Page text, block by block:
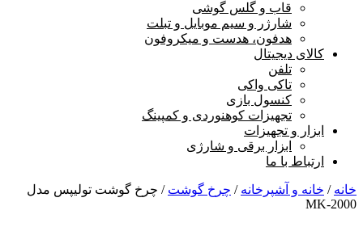
قاب و گلس گوشی
شارژر و سیم موبایل و تبلت
هدفون، هدست و میکروفون
کالای دیجیتال
تلفن
تاکی واکی
کنسول بازی
تجهیزات کوهنوردی و کمپینگ
ابزار و تجهیزات
ابزار برقی و شارژی
ارتباط با ما
خانه / خانه و آشپرخانه / چرخ گوشت / چرخ گوشت تولیپس مدل
MK-2000